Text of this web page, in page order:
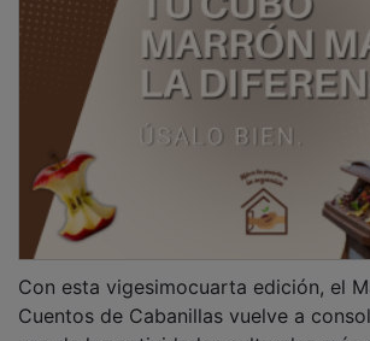
Cuentos de Cabanillas vuelve a
una de las actividades culturales más